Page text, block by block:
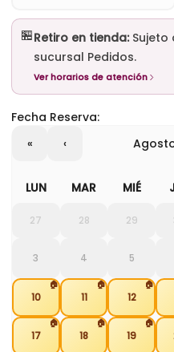
🏪Retiro en tienda:Sujeto
sucursal Pedidos.
Ver horarios de atención
Fecha Reserva:
«
‹
LUN MAR MIÉ
27 28 29
3 4 5
10
🏠
11
🏠
12
🏠
17
🏠
18
🏠
19
🏠